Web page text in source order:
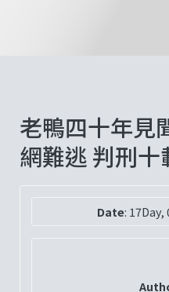
老鴨四十年
網難逃 判刑十
Date: